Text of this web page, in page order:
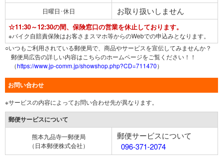
日曜日･休日 お取り扱いしません
☆11:30～12:30の間、保険窓口の営業を休止しております。
※バイク自賠責保険はお客さまスマホ等からのWebでの申込みとなります。
○いつもご利用されている郵便局で、商品やサービスを宣伝してみませんか？
郵便局広告の詳しい内容はこちらのホームページをご覧ください！！
（https://www.jp-comm.jp/showshop.php?CD=711470）
お問い合わせ
※サービスの内容によってお問い合わせ先が異なります。
郵便サービスについて
熊本九品寺一郵便局
（日本郵便株式会社）
郵便サービスについて
096-371-2074